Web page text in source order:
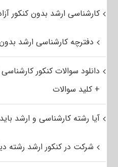
کارشناسی ارشد بدون کنکور
دفترچه کارشناسی ارشد
دانلود سوالات کنکور
+ کلید سوالات
آیا رشته کارشناسی و ارشد
شرکت در کنکور ارشد رشته